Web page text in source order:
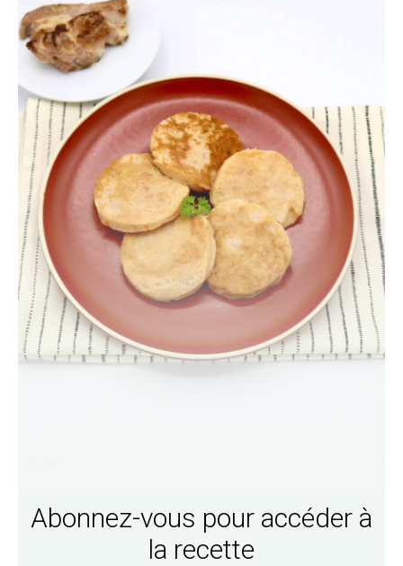
Abonnez-vous pour accéder à
la recette